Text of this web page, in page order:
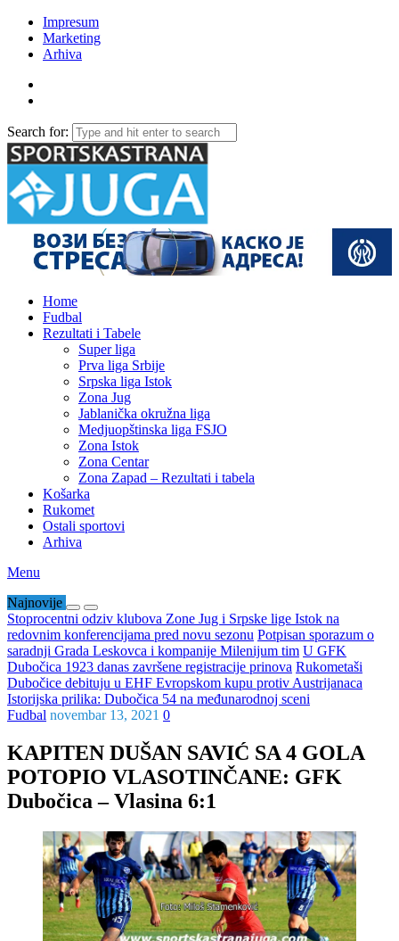
Impresum
Marketing
Arhiva
Search for:
Home
Fudbal
Rezultati i Tabele
Super liga
Prva liga Srbije
Srpska liga Istok
Zona Jug
Jablanička okružna liga
Medjuopštinska liga FSJO
Zona Istok
Zona Centar
Zona Zapad – Rezultati i tabela
Košarka
Rukomet
Ostali sportovi
Arhiva
Menu
Najnovije
Stoprocentni odziv klubova Zone Jug i Srpske lige Istok na
redovnim konferencijama pred novu sezonu Potpisan sporazum o
saradnji Grada Leskovca i kompanije Milenijum tim U GFK
Dubočica 1923 danas završene registracije prinova Rukometaši
Dubočice debituju u EHF Evropskom kupu protiv Austrijanaca
Istorijska prilika: Dubočica 54 na međunarodnoj sceni
Fudbal novembar 13, 2021 0
KAPITEN DUŠAN SAVIĆ SA 4 GOLA
POTOPIO VLASOTINČANE: GFK
Dubočica – Vlasina 6:1